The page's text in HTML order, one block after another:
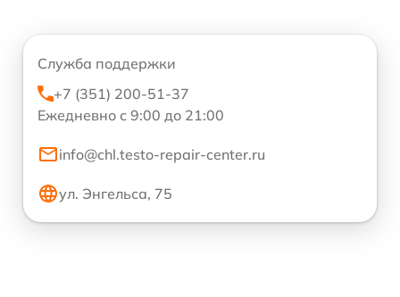
Служба поддержки
+7 (351) 200-51-37
Ежедневно с 9:00 до 21:00
info@chl.testo-repair-center.ru
ул. Энгельса, 75